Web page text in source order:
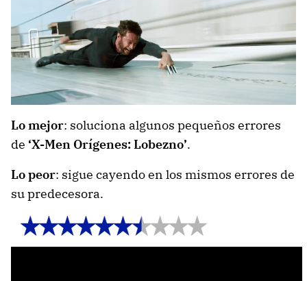
Lo mejor: soluciona algunos pequeños errores
de ‘X-Men Orígenes: Lobezno’.
Lo peor: sigue cayendo en los mismos errores de
su predecesora.